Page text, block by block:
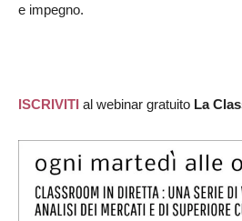
e impegno.
ISCRIVITI al webinar gratuito La